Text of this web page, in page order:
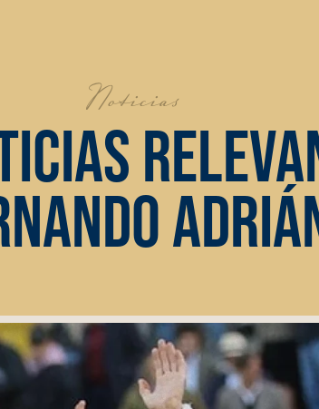
Noticias